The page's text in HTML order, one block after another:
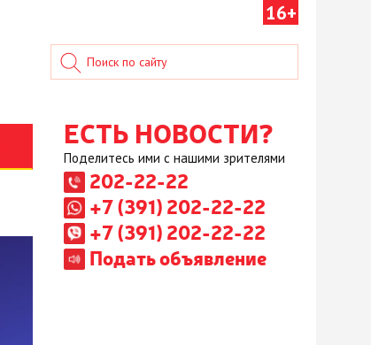
16+
ЕСТЬ НОВОСТИ?
Поделитесь ими с нашими зрителями
202-22-22
+7 (391) 202-22-22
+7 (391) 202-22-22
Подать объявление